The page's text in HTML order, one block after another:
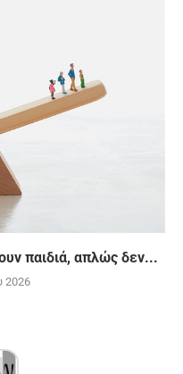
παιδιά, απλώς δεν...
2026